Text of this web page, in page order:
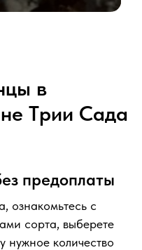
в
Tрии Сада
предоплаты
ознакомьтесь с
сорта, выберете
нужное количество